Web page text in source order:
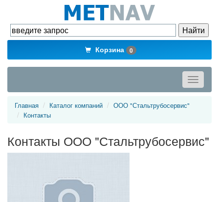
Корзина 0
Toggle
Главная Каталог компаний
ООО "Стальтрубосервис"
Контакты
Контакты ООО "Стальтрубосервис"